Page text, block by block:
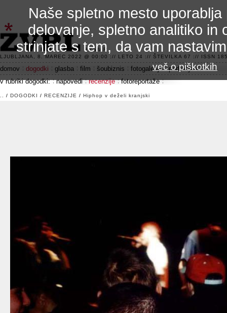
3.2 alfa R
LJUBLJANA, 8. MAREC 2022 @ 00:00 :// LETO 24 :// ŠTEVILKA 67 :// ISSN
domov dogodki glasba film šoubiznis fotogalerije
področje 42
v rubriki dogodki:
napovedi recenzije fotoreportaže
/ DOGODKI / RECENZIJE / Hiphop v deželi kranjski
Naše spletno mesto
delovanje, spletno analitiko in
strinjate s tem, da vam
več o piškotkih